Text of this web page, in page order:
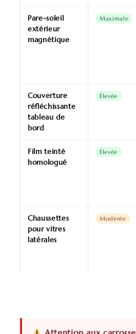
Pare-soleil
extérieur
magnétique
Maximale
Couverture
réfléchissante
tableau de
bord
Élevée
Film teinté
homologué
Élevée
Chaussettes
pour vitres
latérales
Modérée